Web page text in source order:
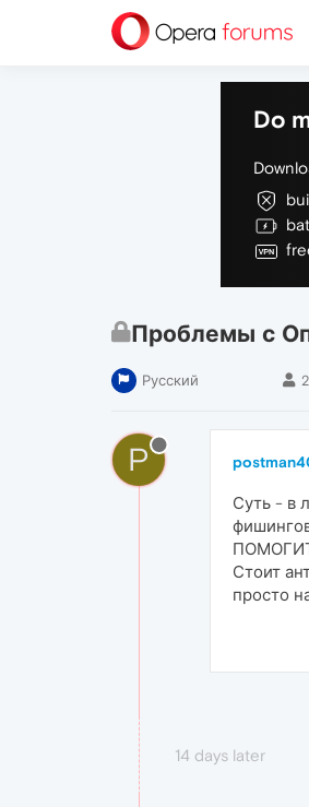
Do
Проблемы с
Русский 2
P
Суть - в
Стоит
просто
14 days later